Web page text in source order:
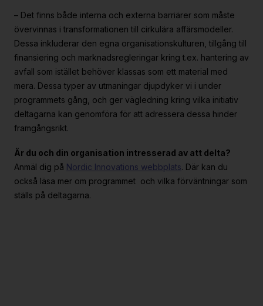
– Det finns både interna och externa barriärer som måste
övervinnas i transformationen till cirkulära affärsmodeller.
Dessa inkluderar den egna organisationskulturen, tillgång till
finansiering och marknadsregleringar kring t.ex. hantering av
avfall som istället behöver klassas som ett material med
mera. Dessa typer av utmaningar djupdyker vi i under
programmets gång, och ger vägledning kring vilka initiativ
deltagarna kan genomföra för att adressera dessa hinder
framgångsrikt.
Är du och din organisation intresserad av att delta?
Anmäl dig på Nordic Innovations webbplats. Där kan du
också läsa mer om programmet och vilka förväntningar som
ställs på deltagarna.